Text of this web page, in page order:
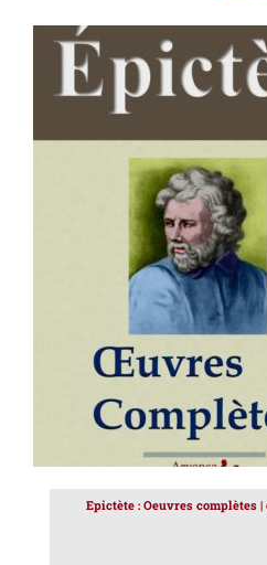
AJOUTER AU PANIER /
Epictète : Oeuvres complètes |